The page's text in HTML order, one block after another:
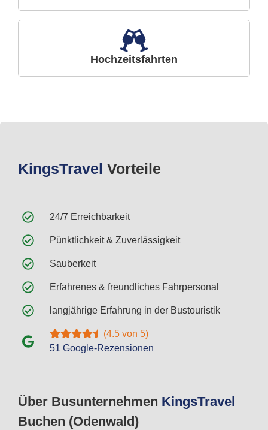
Hochzeitsfahrten
Über Busunternehmen KingsTravel
Buchen (Odenwald)
KingsTravel Vorteile
24/7 Erreichbarkeit
Pünktlichkeit & Zuverlässigkeit
Sauberkeit
Erfahrenes & freundliches Fahrpersonal
langjährige Erfahrung in der Bustouristik
(4.5 von 5)
51 Google-Rezensionen